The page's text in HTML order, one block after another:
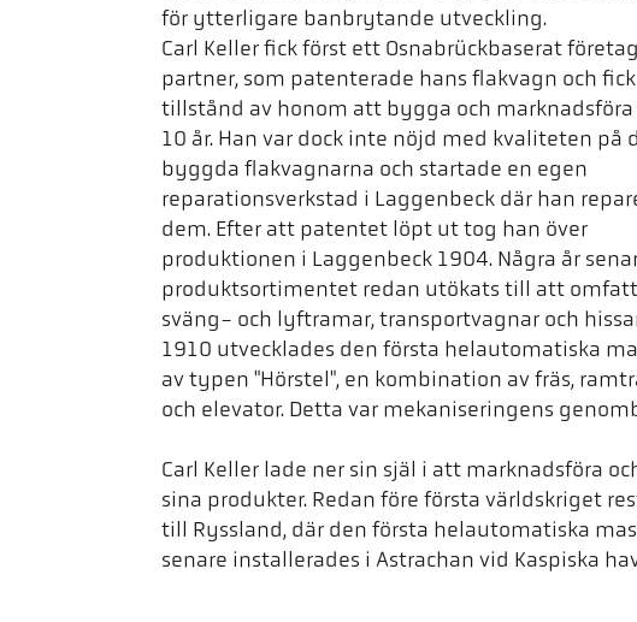
för ytterligare banbrytande utveckling.
Carl Keller fick först ett Osnabrückbaserat
partner, som patenterade hans flakvagn och fick
tillstånd av honom att bygga och marknadsföra
10 år. Han var dock inte nöjd med kvaliteten på
byggda flakvagnarna och startade en egen
reparationsverkstad i Laggenbeck där han
dem. Efter att patentet löpt ut tog han över
produktionen i Laggenbeck 1904. Några år
produktsortimentet redan utökats till att
sväng- och lyftramar, transportvagnar och
1910 utvecklades den första helautomatiska
av typen "Hörstel", en kombination av fräs,
och elevator. Detta var mekaniseringens
Carl Keller lade ner sin själ i att marknadsföra
sina produkter. Redan före första världskriget
till Ryssland, där den första helautomatiska
senare installerades i Astrachan vid Kaspiska